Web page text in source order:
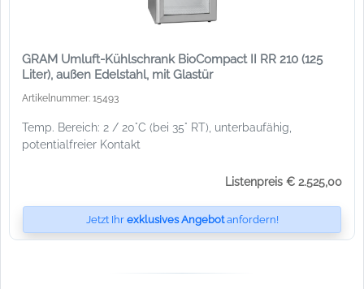
GRAM Umluft-Kühlschrank BioCompact II RR 210 (125
Liter), außen Edelstahl, mit Glastür
Artikelnummer: 15493
Temp. Bereich: 2 / 20°C (bei 35° RT), unterbaufähig,
potentialfreier Kontakt
Listenpreis € 2.525,00
Jetzt Ihr exklusives Angebotanfordern!